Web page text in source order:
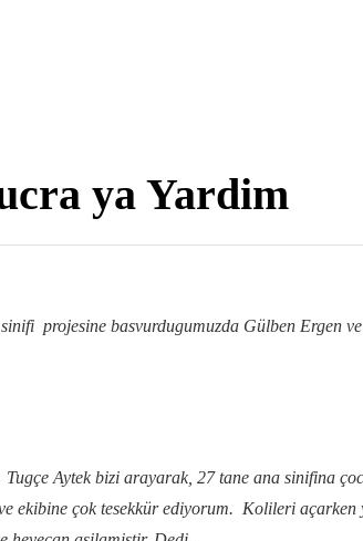
ya Yardim
projesine basvurdugumuzda Gülben Ergen
Aytek bizi arayarak, 27 tane ana sinifina
ekibine çok tesekkür ediyorum. Kolileri